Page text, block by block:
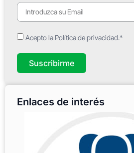
Acepto la Política de privacidad.*
Suscribirme
Enlaces de interés